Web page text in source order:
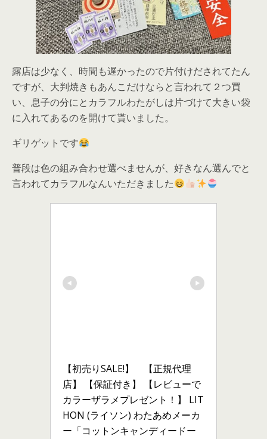
露店は少なく、時間も遅かったので片付けだされてたん
ですが、大判焼きもあんこだけならと言われて２つ買
い、息子の分にとカラフルわたがしは片づけて大きい袋
に入れてあるのを開けて貰いました。
ギリゲットです
普段は色の組み合わせ選べませんが、好きなん選んでと
言われてカラフルなんいただきました
【初売りSALE!】　【正規代理
店】 【保証付き】 【レビューで
カラーザラメプレゼント！】 LIT
HON (ライソン) わたあめメーカ
ー「コットンキャンディードー